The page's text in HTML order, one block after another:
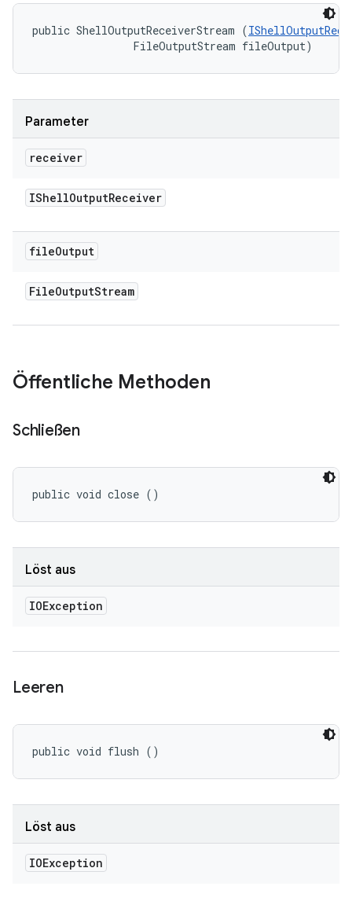
public ShellOutputReceiverStream (
                FileOutputStream fileOutput)
Parameter
receiver
IShellOutputReceiver
fileOutput
FileOutputStream
Öffentliche Methoden
Schließen
public void close ()
Löst aus
IOException
Leeren
public void flush ()
Löst aus
IOException